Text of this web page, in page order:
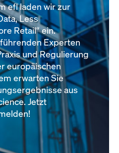
efl laden wir zur
Less
Retail“ ein.
Experten
und Regulierung
europäischen
erwarten Sie
aus
Jetzt